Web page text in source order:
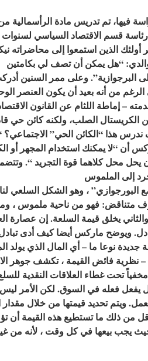
فيها، تم تدريس مادة الرأسمالية
قسم الاقتصاد السياسي لسنوات
أولئك الذين استمعوا إلى محاضراته
“هل يمكن أن تصف لي بكامتين
البرجوازية”. وعلى ممر السنين
الكريستال الصلب، ولكنه كائن حي
هذا “الكائن الحي” الاجتماعي؟
أن “لا يمكنك استخدام المجهر أو
يحل محل كلاهما قوة التجريد “.
البورجوازي” ، وهو الشكل السلعي
متناقض: فهو من ناحية ملموس ،
يخلق قيمة السلعة. إن عصارة
ويوضح ماركس أيضا كيف أدى
نوعا ما – أي المال الذي يولد
تحت غطاء العلاقات النقدية
يفعل فعله في السوق. لكن الأمر
ويتم تحديد قيمتها من خلال مقدار
من ذلك ما تستطيع هذه القيمة أن
يجب بيعها في كل وقت ، لأنه من